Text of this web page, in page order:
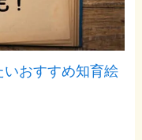
いおすすめ知育絵